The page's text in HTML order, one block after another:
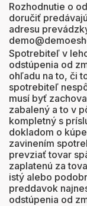
Rozhodnutie o
doručiť
adresu
Spotrebiteľ v
odstúpenia od
ohľadu na to, či
spotrebiteľ
musí byť
zabalený a to v
kompletný s
dokladom o
zavinením
prevziať tovar
zaplatenú za
istý alebo
preddavok
odstúpenia od